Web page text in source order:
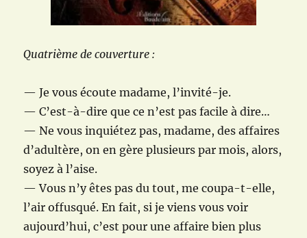
Quatrième de couverture :
— Je vous écoute madame, l’invité-je.
— C’est-à-dire que ce n’est pas facile à dire…
— Ne vous inquiétez pas, madame, des affaires
d’adultère, on en gère plusieurs par mois, alors,
soyez à l’aise.
— Vous n’y êtes pas du tout, me coupa-t-elle,
l’air offusqué. En fait, si je viens vous voir
aujourd’hui, c’est pour une affaire bien plus